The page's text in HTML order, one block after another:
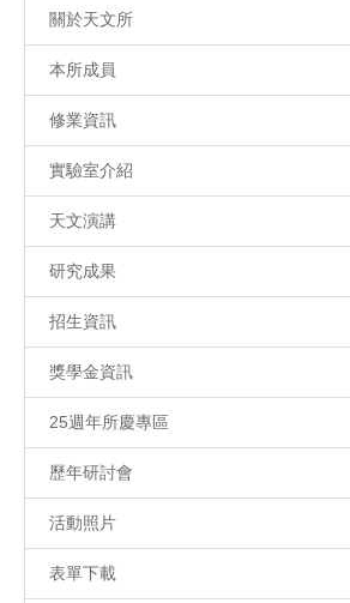
關於天文所
本所成員
修業資訊
實驗室介紹
天文演講
研究成果
招生資訊
獎學金資訊
25週年所慶專區
歷年研討會
活動照片
表單下載